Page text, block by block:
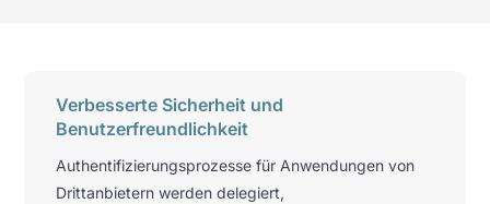
Verbesserte Sicherheit und
Benutzerfreundlichkeit
Authentifizierungsprozesse für Anwendungen von
Drittanbietern werden delegiert,